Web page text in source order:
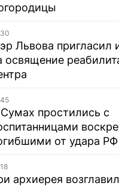
Львова пригласил
освящение
простились с
от удара РФ
архиерея